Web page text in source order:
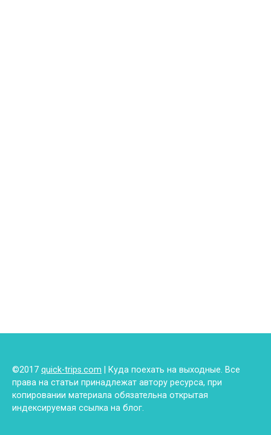
©2017 quick-trips.com | Куда поехать на выходные. Все
права на статьи принадлежат автору ресурса, при
копировании материала обязательна открытая
индексируемая ссылка на блог.